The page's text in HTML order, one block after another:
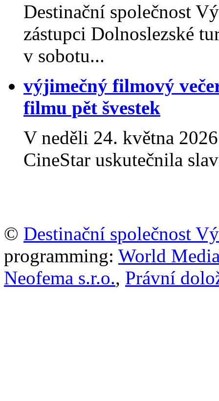
Destinační společnost
zástupci Dolnoslezské
v sobotu...
výjimečný filmový
filmu pět švestek
V neděli 24. května
CineStar uskutečnila
© Destinační společnost
programming: World
Neofema s.r.o., Právní